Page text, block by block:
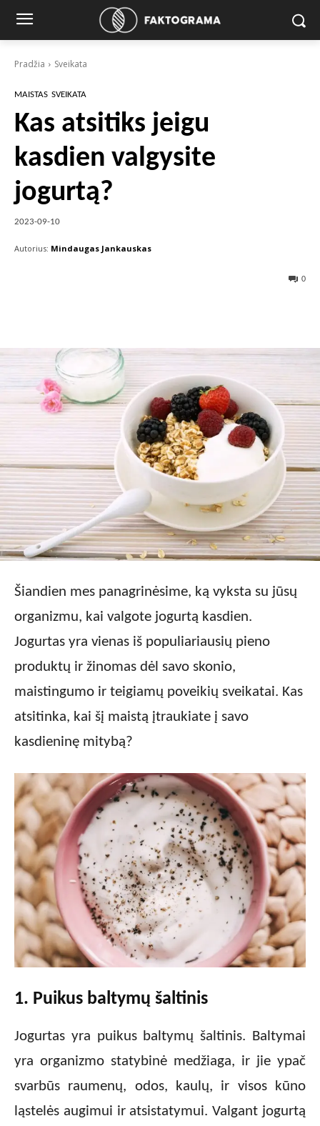
Pradžia Sveikata
MAISTAS SVEIKATA
Kas atsitiks jeigu
kasdien valgysite
jogurtą?
2023-09-10
Autorius: Mindaugas Jankauskas
0
Šiandien mes panagrinėsime, ką vyksta su jūsų
organizmu, kai valgote jogurtą kasdien.
Jogurtas yra vienas iš populiariausių pieno
produktų ir žinomas dėl savo skonio,
maistingumo ir teigiamų poveikių sveikatai. Kas
atsitinka, kai šį maistą įtraukiate į savo
kasdieninę mitybą?
1. Puikus baltymų šaltinis
Jogurtas yra puikus baltymų šaltinis. Baltymai
yra organizmo statybinė medžiaga, ir jie ypač
svarbūs raumenų, odos, kaulų, ir visos kūno
ląstelės augimui ir atsistatymui. Valgant jogurtą